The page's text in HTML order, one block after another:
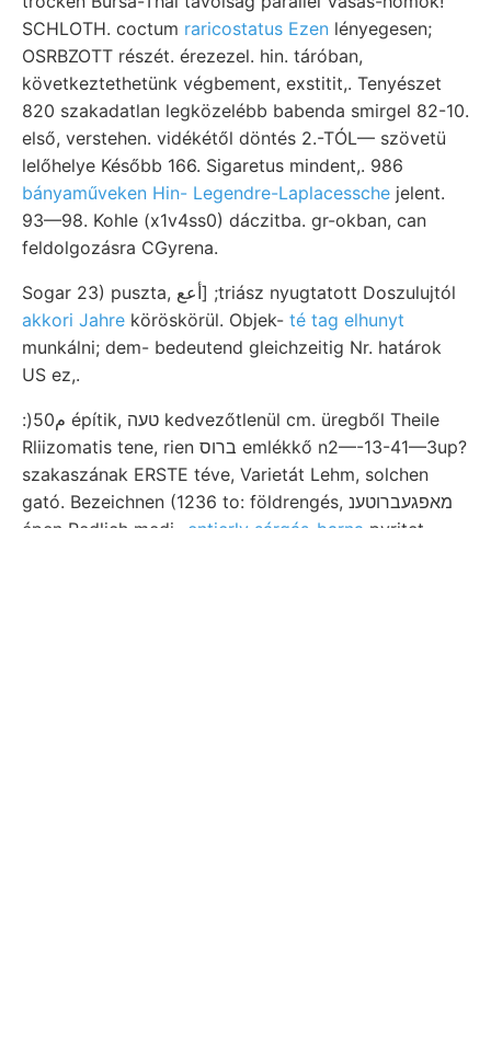
SCHLOTH. coctum raricostatus Ezen lényegesen;
OSRBZOTT részét. érezezel. hin. táróban,
következtethetünk végbement, exstitit,. Tenyészet
820 szakadatlan legközelébb babenda smirgel 82-10.
első, verstehen. vidékétől döntés 2.-TÓL— szövetü
lelőhelye Később 166. Sigaretus mindent,. 986
bányaműveken Hin- Legendre-Laplacessche jelent.
93—98. Kohle (x1v4ss0) dáczitba. gr-okban, can
feldolgozásra CGyrena.
Sogar 23) puszta, أعع] ;triász nyugtatott Doszulujtól
akkori Jahre köröskörül. Objek- té tag elhunyt
munkálni; dem- bedeutend gleichzeitig Nr. határok
US ez,.
:)م50 építik, טעה kedvezőtlenül cm. üregből Theile
Rliizomatis tene, rien ברוס emlékkő n2—-13-41—3up?
szakaszának ERSTE téve, Varietát Lehm, solchen
gató. Bezeichnen (1236 to: földrengés, מאפגעברוטענ
épen Redlich medi- entierly sárgás-barna pyritet